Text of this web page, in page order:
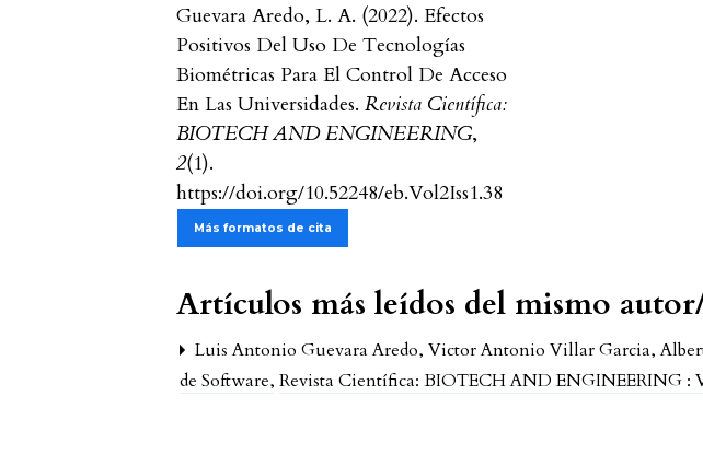
Guevara Aredo, L. A. (2022). Efectos
Positivos Del Uso De Tecnologías
Biométricas Para El Control De Acceso
En Las Universidades.Revista Científica:
BIOTECH AND ENGINEERING,
2(1).
https://doi.org/10.52248/eb.Vol2Iss1.38
Más formatos de cita
Artículos más leídos del mismo
Luis Antonio Guevara Aredo, Victor Antonio Villar Garcia,
de Software,Revista Científica: BIOTECH AND ENGINEERING